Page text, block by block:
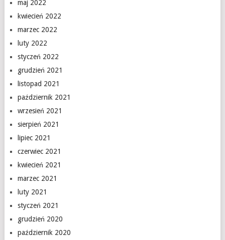
maj 2022
kwiecień 2022
marzec 2022
luty 2022
styczeń 2022
grudzień 2021
listopad 2021
październik 2021
wrzesień 2021
sierpień 2021
lipiec 2021
czerwiec 2021
kwiecień 2021
marzec 2021
luty 2021
styczeń 2021
grudzień 2020
październik 2020